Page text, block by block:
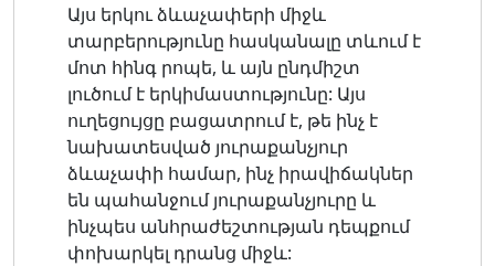
Այս երկու ձևաչափերի միջև
տարբերությունը հասկանալը տևում է
մոտ հինգ րոպե, և այն ընդմիշտ
լուծում է երկիմաստությունը: Այս
ուղեցույցը բացատրում է, թե ինչ է
նախատեսված յուրաքանչյուր
ձևաչափի համար, ինչ իրավիճակներ
են պահանջում յուրաքանչյուրը և
ինչպես անհրաժեշտության դեպքում
փոխարկել դրանց միջև: